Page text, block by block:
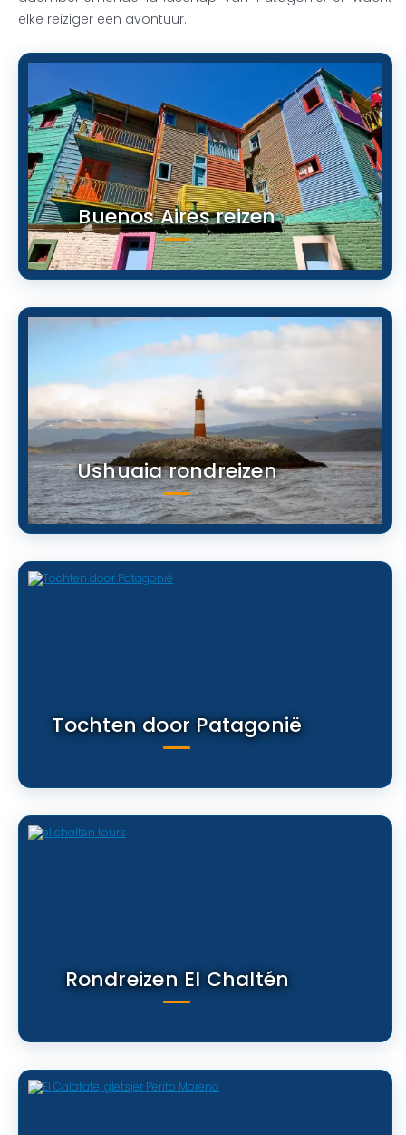
elke reiziger een avontuur.
Buenos Aires reizen
Ushuaia rondreizen
Tochten door Patagonië
Rondreizen El Chaltén